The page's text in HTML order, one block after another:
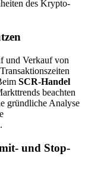
des Krypto-
und Verkauf von
SCR-Handel
beachten
gründliche Analyse
und Stop-